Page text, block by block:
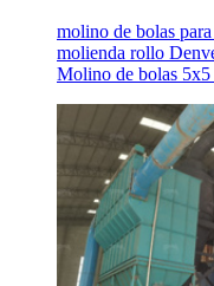
molino de bolas
molienda rollo
Molino de bolas 5x5